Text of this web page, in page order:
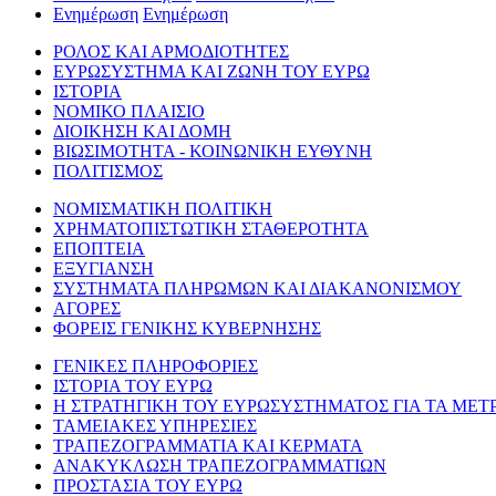
Ενημέρωση Ενημέρωση
ΡΟΛΟΣ ΚΑΙ ΑΡΜΟΔΙΟΤΗΤΕΣ
ΕΥΡΩΣΥΣΤΗΜΑ ΚΑΙ ΖΩΝΗ ΤΟΥ ΕΥΡΩ
ΙΣΤΟΡΙΑ
ΝΟΜΙΚΟ ΠΛΑΙΣΙΟ
ΔΙΟΙΚΗΣΗ ΚΑΙ ΔΟΜΗ
ΒΙΩΣΙΜΟΤΗΤΑ - ΚΟΙΝΩΝΙΚΗ ΕΥΘΥΝΗ
ΠΟΛΙΤΙΣΜΟΣ
ΝΟΜΙΣΜΑΤΙΚΗ ΠΟΛΙΤΙΚΗ
ΧΡΗΜΑΤΟΠΙΣΤΩΤΙΚΗ ΣΤΑΘΕΡΟΤΗΤΑ
ΕΠΟΠΤΕΙΑ
ΕΞΥΓΙΑΝΣΗ
ΣΥΣΤΗΜΑΤΑ ΠΛΗΡΩΜΩΝ ΚΑΙ ΔΙΑΚΑΝΟΝΙΣΜΟΥ
ΑΓΟΡΕΣ
ΦΟΡΕΙΣ ΓΕΝΙΚΗΣ ΚΥΒΕΡΝΗΣΗΣ
ΓΕΝΙΚΕΣ ΠΛΗΡΟΦΟΡΙΕΣ
ΙΣΤΟΡΙΑ ΤΟΥ ΕΥΡΩ
Η ΣΤΡΑΤΗΓΙΚΗ ΤΟΥ ΕΥΡΩΣΥΣΤΗΜΑΤΟΣ ΓΙΑ ΤΑ
ΤΑΜΕΙΑΚΕΣ ΥΠΗΡΕΣΙΕΣ
ΤΡΑΠΕΖΟΓΡΑΜΜΑΤΙΑ ΚΑΙ ΚΕΡΜΑΤΑ
ΑΝΑΚΥΚΛΩΣΗ ΤΡΑΠΕΖΟΓΡΑΜΜΑΤΙΩΝ
ΠΡΟΣΤΑΣΙΑ ΤΟΥ ΕΥΡΩ